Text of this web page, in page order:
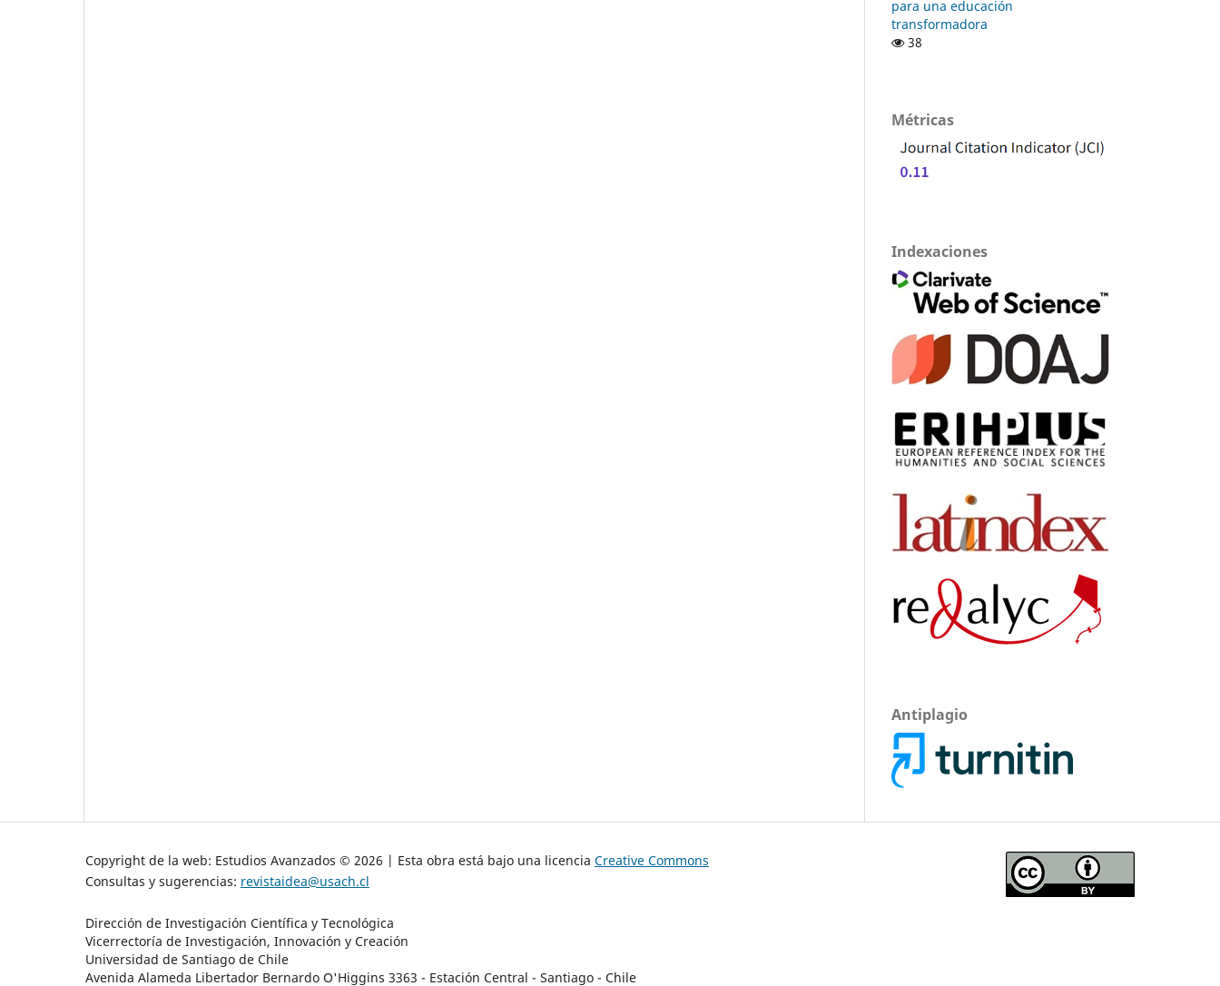
para una educación
transformadora
38
Métricas
Indexaciones
Antiplagio
Copyright de la web: Estudios Avanzados © 2026 | Esta obra está bajo una licencia Creative Commons
Consultas y sugerencias: revistaidea@usach.cl
Dirección de Investigación Científica y Tecnológica
Vicerrectoría de Investigación, Innovación y Creación
Universidad de Santiago de Chile
Avenida Alameda Libertador Bernardo O'Higgins 3363 - Estación Central - Santiago - Chile